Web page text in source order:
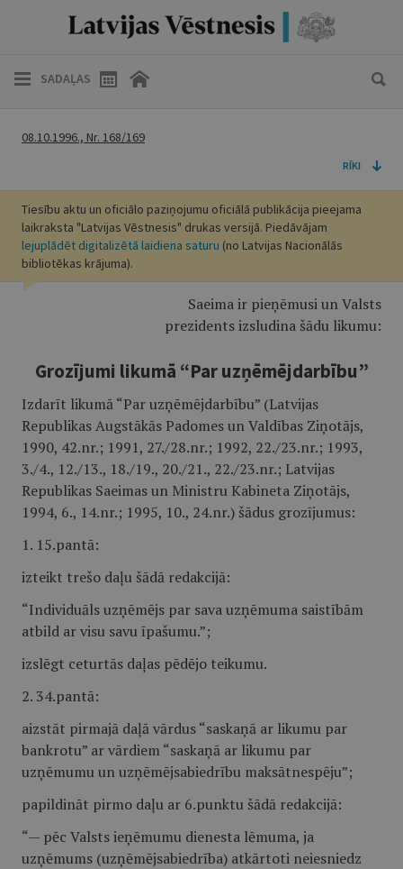
SADAĻAS
08.10.1996., Nr. 168/169
RĪKI
Tiesību aktu un oficiālo paziņojumu oficiālā publikācija pieejama
laikraksta "Latvijas Vēstnesis" drukas versijā. Piedāvājam
lejuplādēt digitalizētā laidiena saturu (no Latvijas Nacionālās
bibliotēkas krājuma).
Saeima ir pieņēmusi un Valsts
prezidents izsludina šādu likumu:
Grozījumi likumā “Par uzņēmējdarbību”
Izdarīt likumā “Par uzņēmējdarbību” (Latvijas
Republikas Augstākās Padomes un Valdības Ziņotājs,
1990, 42.nr.; 1991, 27./28.nr.; 1992, 22./23.nr.; 1993,
3./4., 12./13., 18./19., 20./21., 22./23.nr.; Latvijas
Republikas Saeimas un Ministru Kabineta Ziņotājs,
1994, 6., 14.nr.; 1995, 10., 24.nr.) šādus grozījumus:
1. 15.pantā:
izteikt trešo daļu šādā redakcijā:
“Individuāls uzņēmējs par sava uzņēmuma saistībām
atbild ar visu savu īpašumu.”;
izslēgt ceturtās daļas pēdējo teikumu.
2. 34.pantā:
aizstāt pirmajā daļā vārdus “saskaņā ar likumu par
bankrotu” ar vārdiem “saskaņā ar likumu par
uzņēmumu un uzņēmējsabiedrību maksātnespēju”;
papildināt pirmo daļu ar 6.punktu šādā redakcijā:
“— pēc Valsts ieņēmumu dienesta lēmuma, ja
uzņēmums (uzņēmējsabiedrība) atkārtoti neiesniedz